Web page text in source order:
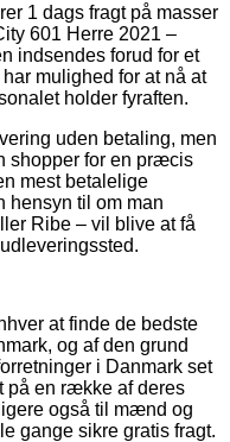
1 dags fragt på masser
601 Herre 2021 –
indsendes forud for et
mulighed for at nå at
holder fyraften.
uden betaling, men
shopper for en præcis
mest betalelige
hensyn til om man
Ribe – vil blive at få
at finde de bedste
og af den grund
i Danmark set
på en række af deres
også til mænd og
gange sikre gratis fragt.